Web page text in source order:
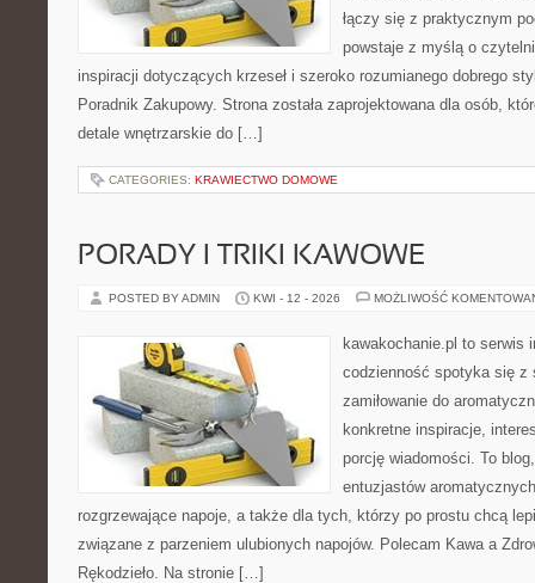
łączy się z praktycznym
powstaje z myślą o
inspiracji dotyczących krzeseł i szeroko rozumianego dobrego
Poradnik Zakupowy. Strona została zaprojektowana dla osób,
detale wnętrzarskie do […]
CATEGORIES: KRAWIECTWO DOMOWE
PORADY I TRIKI KAWOWE
POSTED BY ADMIN KWI - 12 - 2026 MOŻLIWOŚĆ
kawakochanie.pl to serwis
codzienność spotyka się z
zamiłowanie do
konkretne inspiracje,
porcję wiadomości. To
entuzjastów
rozgrzewające napoje, a także dla tych, którzy po prostu chcą
związane z parzeniem ulubionych napojów. Polecam Kawa a
Rękodzieło. Na stronie […]